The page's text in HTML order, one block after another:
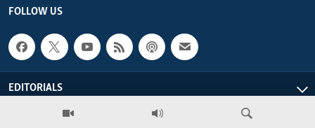
FOLLOW US
EDITORIALS